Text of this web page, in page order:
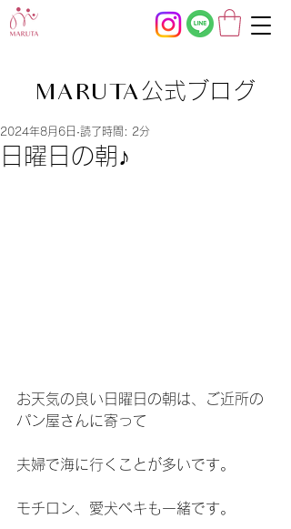
MARUTA公式ブログ
日曜日の朝♪
2024年8月6日 読了時間: 2分
お天気の良い日曜日の朝は、ご近所の
パン屋さんに寄って
夫婦で海に行くことが多いです。
モチロン、愛犬ぺキも一緒です。